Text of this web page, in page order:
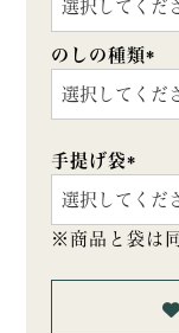
須)
のしの種類
(必
須)
手提げ袋
(必
須)
※商品と袋は